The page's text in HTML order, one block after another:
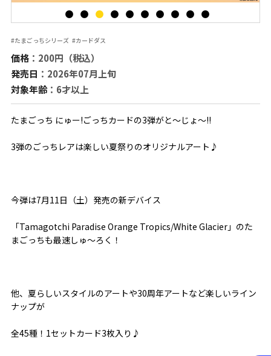
#たまごっちシリーズ #カードダス
価格：200円（税込）
発売日 ：2026年07月上旬
対象年齢：6才以上
たまごっち にゅー!ごっちカードの3弾がと～じょ～!!
3弾のごっちレアは楽しい夏祭りのオリジナルアート♪
今弾は7月11日（土）発売の新デバイス
「Tamagotchi Paradise Orange Tropics/White Glacier」のた
まごっちも最速しゅ～ろく！
他、夏らしいスタイルのアートや30周年アートなど楽しいライン
ナップが
全45種！1セットカード3枚入り♪